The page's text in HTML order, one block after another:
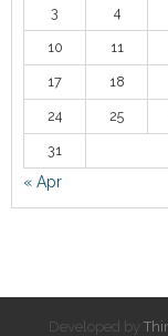
3 4
10 11
17 18
24 25
31
« Apr
Developed by